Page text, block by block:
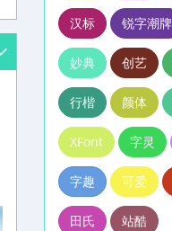
汉标 锐字潮牌
妙典 创艺
行楷 颜体
XFont 字灵
字趣 可爱
田氏 站酷